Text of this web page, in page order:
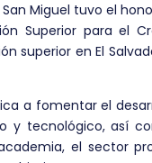
Miguel tuvo el
Superior para el
superior en El
a fomentar el
y tecnológico, así
el sector